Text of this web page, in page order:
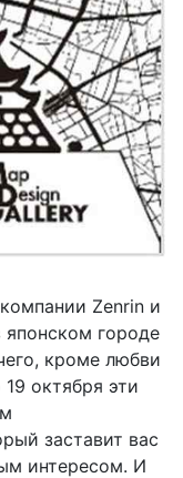
Zenrin и
японском городе
кроме любви
октября эти
заставит вас
интересом. И